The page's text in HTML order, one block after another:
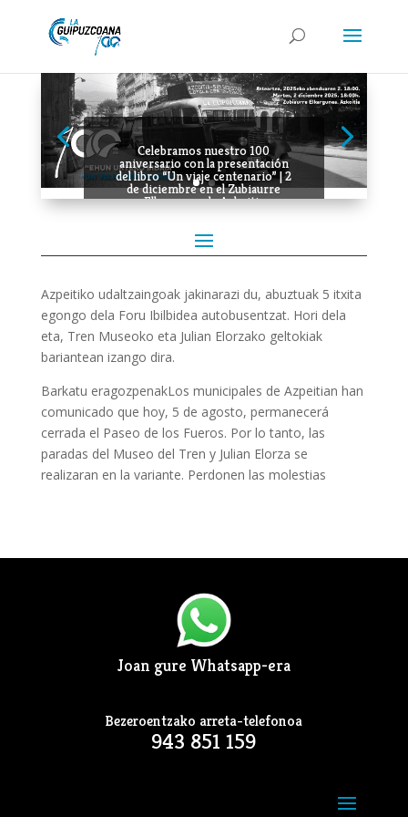
Celebramos nuestro 100
aniversario con la presentación
del libro “Un viaje centenario” | 2
de diciembre en el Zubiaurre
Elkargunea de Azkoitia
Azpeitiko udaltzaingoak jakinarazi du, abuztuak 5 itxita
egongo dela Foru Ibilbidea autobusentzat. Hori dela
eta, Tren Museoko eta Julian Elorzako geltokiak
bariantean izango dira.
Barkatu eragozpenakLos municipales de Azpeitian han
comunicado que hoy, 5 de agosto, permanecerá
cerrada el Paseo de los Fueros. Por lo tanto, las
paradas del Museo del Tren y Julian Elorza se
realizaran en la variante. Perdonen las molestias
Joan gure Whatsapp-era
Bezeroentzako arreta-telefonoa
943 851 159